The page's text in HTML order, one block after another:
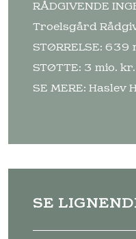
RÅDGIVENDE
Troelsgård
STØRRELSE: 639
STØTTE: 3 mio.
SE MERE: Haslev
SE